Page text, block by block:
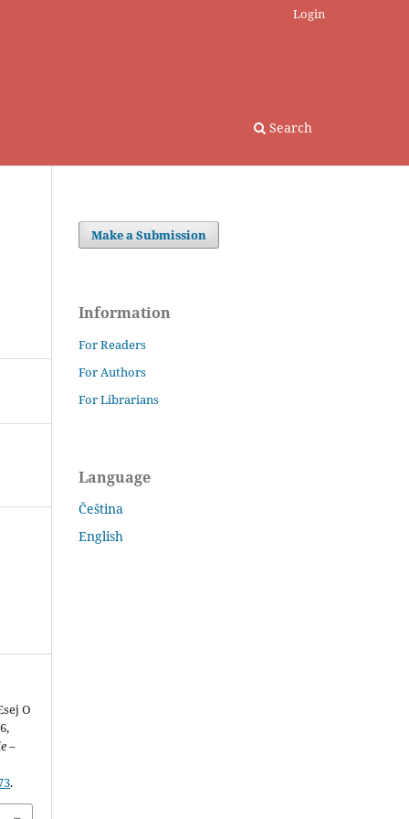
Search
Login
O
–
.
Make a Submission
Information
For Readers
For Authors
For Librarians
Language
Čeština
English